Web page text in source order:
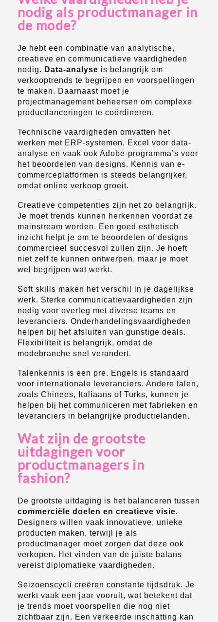
nodig als productmanager in
de mode?
Je hebt een combinatie van analytische,
creatieve en communicatieve vaardigheden
nodig. Data-analyse is belangrijk om
verkooptrends te begrijpen en voorspellingen
te maken. Daarnaast moet je
projectmanagement beheersen om complexe
productlanceringen te coördineren.
Technische vaardigheden omvatten het
werken met ERP-systemen, Excel voor data-
analyse en vaak ook Adobe-programma’s voor
het beoordelen van designs. Kennis van e-
commerceplatformen is steeds belangrijker,
omdat online verkoop groeit.
Creatieve competenties zijn net zo belangrijk.
Je moet trends kunnen herkennen voordat ze
mainstream worden. Een goed esthetisch
inzicht helpt je om te beoordelen of designs
commercieel succesvol zullen zijn. Je hoeft
niet zelf te kunnen ontwerpen, maar je moet
wel begrijpen wat werkt.
Soft skills maken het verschil in je dagelijkse
werk. Sterke communicatievaardigheden zijn
nodig voor overleg met diverse teams en
leveranciers. Onderhandelingsvaardigheden
helpen bij het afsluiten van gunstige deals.
Flexibiliteit is belangrijk, omdat de
modebranche snel verandert.
Talenkennis is een pre. Engels is standaard
voor internationale leveranciers. Andere talen,
zoals Chinees, Italiaans of Turks, kunnen je
helpen bij het communiceren met fabrieken en
leveranciers in belangrijke productielanden.
Wat zijn de grootste
uitdagingen voor
productmanagers in
fashion?
De grootste uitdaging is het balanceren tussen
commerciële doelen en creatieve visie.
Designers willen vaak innovatieve, unieke
producten maken, terwijl je als
productmanager moet zorgen dat deze ook
verkopen. Het vinden van de juiste balans
vereist diplomatieke vaardigheden.
Seizoenscycli creëren constante tijdsdruk. Je
werkt vaak een jaar vooruit, wat betekent dat
je trends moet voorspellen die nog niet
zichtbaar zijn. Een verkeerde inschatting kan